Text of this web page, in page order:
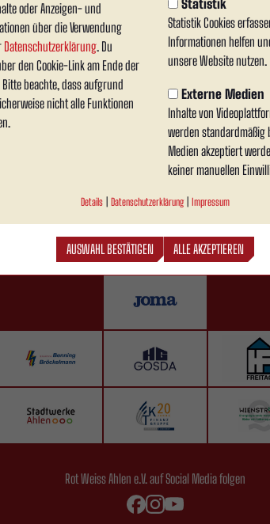
oder Anzeigen- und
über die Verwendung
Datenschutzerklärung. Du
den Cookie-Link am Ende der
beachte, dass aufgrund
nicht alle Funktionen
Statistik
Statistik Cookies
Informationen helfen
unsere Website nutzen.
Externe Medien
Inhalte von
werden standardmäßig
Medien akzeptiert
keiner manuellen
Details Datenschutzerklärung Impressum
AUSWAHL BESTÄTIGEN ALLE AKZEPTIEREN
Rot Weiss Ahlen e.V. auf Social Media folgen